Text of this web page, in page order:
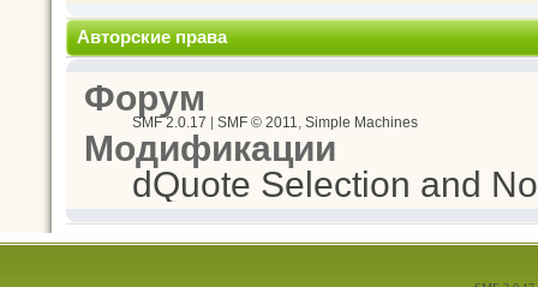
Авторские права
Форум
SMF 2.0.17 SMF © 2011, Simple Machines
Модификации
dQuote Selection and